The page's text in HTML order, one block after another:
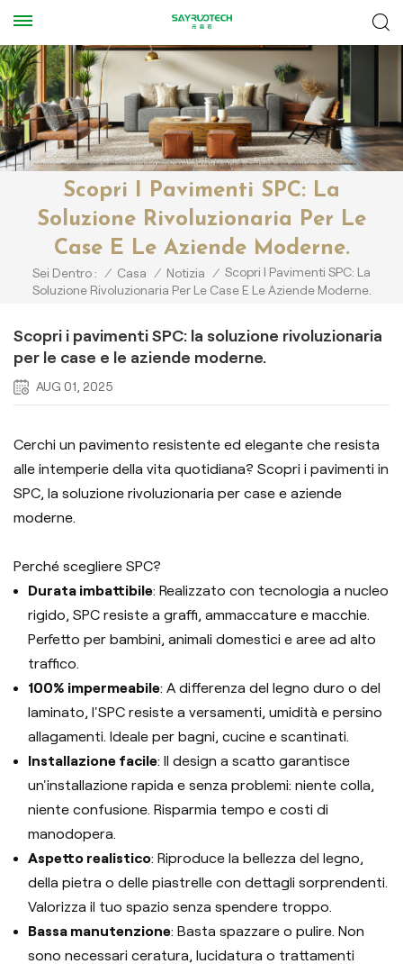
Scopri I Pavimenti SPC: La
Soluzione Rivoluzionaria Per Le
Case E Le Aziende Moderne.
Sei Dentro : / Casa / Notizia / Scopri I Pavimenti SPC: La
Soluzione Rivoluzionaria Per Le Case E Le Aziende Moderne.
Scopri i pavimenti SPC: la soluzione rivoluzionaria
per le case e le aziende moderne.
AUG 01, 2025
Cerchi un pavimento resistente ed elegante che resista
alle intemperie della vita quotidiana? Scopri i pavimenti in
SPC, la soluzione rivoluzionaria per case e aziende
moderne.
Perché scegliere SPC?
Durata imbattibile: Realizzato con tecnologia a nucleo
rigido, SPC resiste a graffi, ammaccature e macchie.
Perfetto per bambini, animali domestici e aree ad alto
traffico.
100% impermeabile: A differenza del legno duro o del
laminato, l'SPC resiste a versamenti, umidità e persino
allagamenti. Ideale per bagni, cucine e scantinati.
Installazione facile: Il design a scatto garantisce
un'installazione rapida e senza problemi: niente colla,
niente confusione. Risparmia tempo e costi di
manodopera.
Aspetto realistico: Riproduce la bellezza del legno,
della pietra o delle piastrelle con dettagli sorprendenti.
Valorizza il tuo spazio senza spendere troppo.
Bassa manutenzione: Basta spazzare o pulire. Non
sono necessari ceratura, lucidatura o trattamenti